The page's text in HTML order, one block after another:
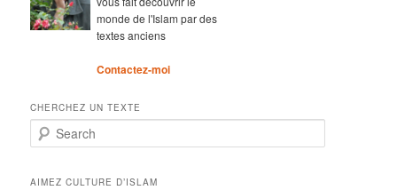
monde de l'Islam par des
textes anciens
Contactez-moi
CHERCHEZ UN TEXTE
Search
AIMEZ CULTURE D’ISLAM